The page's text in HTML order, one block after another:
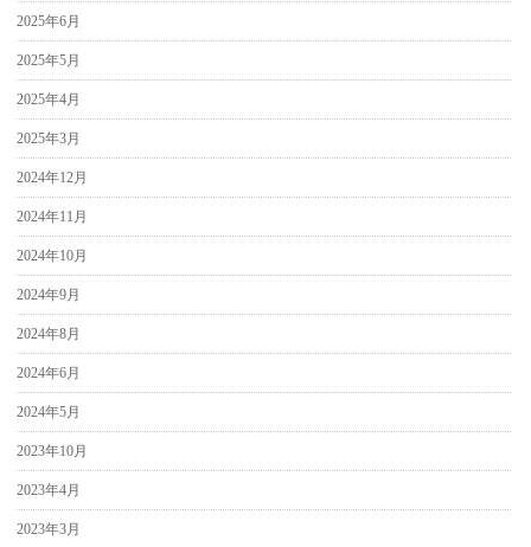
2025年6月
2025年5月
2025年4月
2025年3月
2024年12月
2024年11月
2024年10月
2024年9月
2024年8月
2024年6月
2024年5月
2023年10月
2023年4月
2023年3月